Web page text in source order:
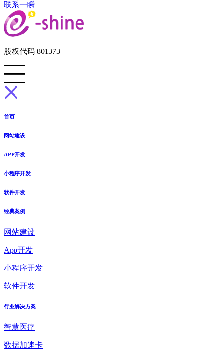
联系一瞬
股权代码 801373
首页
网站建设
APP开发
小程序开发
软件开发
经典案例
网站建设
App开发
小程序开发
软件开发
行业解决方案
智慧医疗
数据加速卡